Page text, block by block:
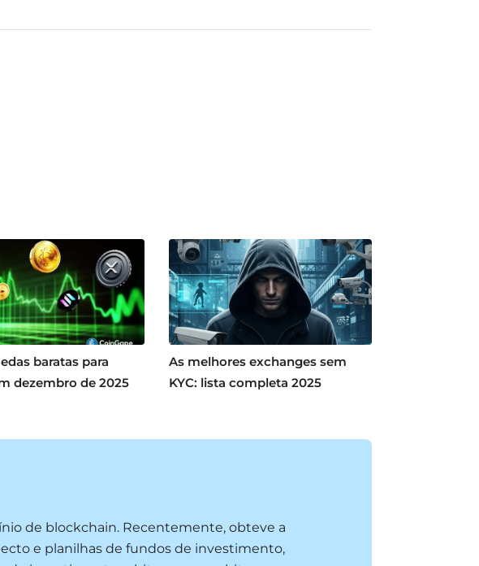
baratas para
dezembro de 2025
As melhores exchanges sem
KYC: lista completa 2025
de blockchain. Recentemente, obteve a
e planilhas de fundos de investimento,